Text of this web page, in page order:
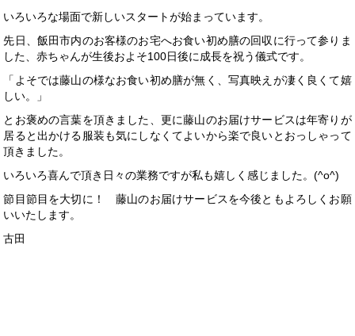
いろいろな場面で新しいスタートが始まっています。
先日、飯田市内のお客様のお宅へお食い初め膳の回収に行って参りま
した、赤ちゃんが生後およそ100日後に成長を祝う儀式です。
「よそでは藤山の様なお食い初め膳が無く、写真映えが凄く良くて嬉
しい。」
とお褒めの言葉を頂きました、更に藤山のお届けサービスは年寄りが
居ると出かける服装も気にしなくてよいから楽で良いとおっしゃって
頂きました。
いろいろ喜んで頂き日々の業務ですが私も嬉しく感じました。(^o^)
節目節目を大切に！ 藤山のお届けサービスを今後ともよろしくお願
いいたします。
古田